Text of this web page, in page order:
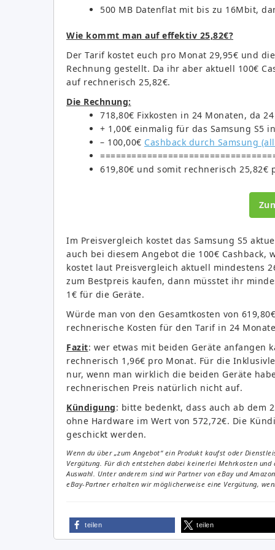
500 MB Datenflat mit bis zu 16Mbit,
Wie kommt man auf effektiv 25,82€?
Der Tarif kostet euch pro Monat 29,95€ und
Rechnung gestellt. Da ihr aber aktuell 100€
auf rechnerisch 25,82€.
Die Rechnung:
718,80€ Fixkosten in 24 Monaten, da
+ 1,00€ einmalig für das Samsung S5
– 100,00€ Cashback durch Samsung
619,80€ und somit rechnerisch
Im Preisvergleich kostet das Samsung S5
auch bei diesem Angebot die 100€ Cashback,
kostet laut Preisvergleich aktuell mindestens
zum Bestpreis kaufen, dann müsstet ihr
1€ für die Geräte.
Würde man von den Gesamtkosten von
rechnerische Kosten für den Tarif in 24
Fazit: wer etwas mit beiden Geräte anfangen
rechnerisch 1,96€ pro Monat. Für die
nur, wenn man wirklich die beiden Geräte
rechnerischen Preis natürlich nicht auf.
Kündigung: bitte bedenkt, dass auch ab dem
ohne Hardware im Wert von 572,72€. Die
geschickt werden.
Wenn du über „zum Angebot“ ein Produkt kaufst oder
Vergütung. Für dich entstehen dabei keinerlei Mehrkosten
Auswahl. Unter anderem sind wir Partner von eBay und
eBay-Partner erhalten wir möglicherweise eine Vergütung,
teilen teilen